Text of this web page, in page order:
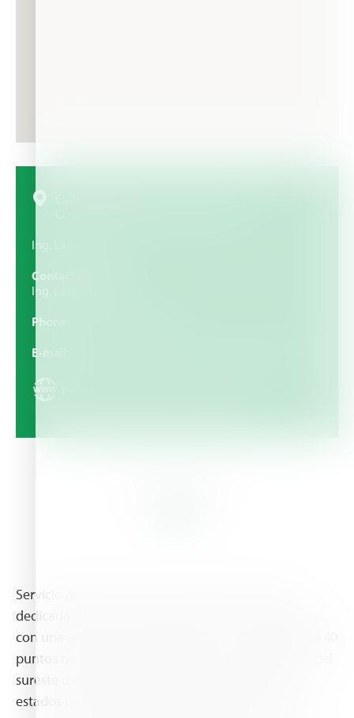
Ing. Lauro Avalos
Contact Person
Ing. Lauro Avalos
Phone
E-mail
Servicio Agrotecnico es una empresa mexicana
dedicada a la comercialización de insumos agrícolas,
con una amplia red de sucursales, con alrededor de 40
puntos de venta en las principales zonas agrícolas del
sureste de la república mexicana, incluyendo los
estados de Puebla, Veracruz, Tabasco y Campeche. .